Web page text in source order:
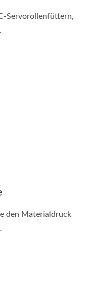
Servorollenfüttern,
den Materialdruck